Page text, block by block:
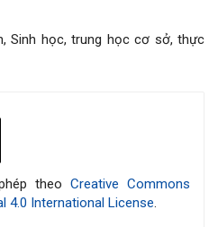
Sinh học, trung học cơ sở, thực
theo Creative Commons
4.0 International License.